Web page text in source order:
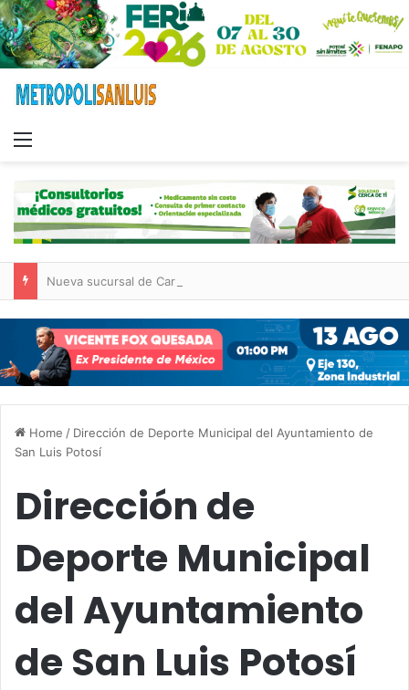
Home / Dirección de Deporte Municipal del Ayuntamiento de
San Luis Potosí
Dirección de
Deporte Municipal
del Ayuntamiento
de San Luis Potosí